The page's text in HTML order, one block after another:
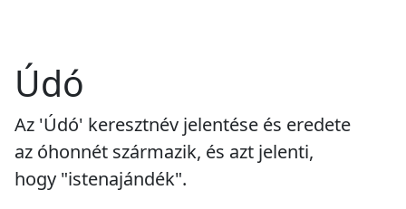
Údó
Az 'Údó' keresztnév jelentése és eredete
az óhonnét származik, és azt jelenti,
hogy "istenajándék".